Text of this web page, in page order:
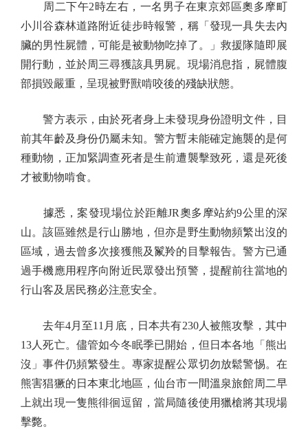
周二下午2時左右，一名男子在東京郊區奧多摩町
小川谷森林道路附近徒步時報警，稱「發現一具失去內
臟的男性屍體，可能是被動物吃掉了。」救援隊隨即展
開行動，並於周三尋獲該具男屍。現場消息指，屍體腹
部損毀嚴重，呈現被野獸啃咬後的殘缺狀態。
警方表示，由於死者身上未發現身份證明文件，目
前其年齡及身份仍屬未知。警方暫未能確定施襲的是何
種動物，正加緊調查死者是生前遭襲擊致死，還是死後
才被動物啃食。
據悉，案發現場位於距離JR奧多摩站約9公里的深
山。該區雖然是行山勝地，但亦是野生動物頻繁出沒的
區域，過去曾多次接獲熊及鬣羚的目擊報告。警方已通
過手機應用程序向附近民眾發出預警，提醒前往當地的
行山客及居民務必注意安全。
去年4月至11月底，日本共有230人被熊攻擊，其中
13人死亡。儘管如今冬眠季已開始，但日本各地「熊出
沒」事件仍頻繁發生。專家提醒公眾切勿放鬆警惕。在
熊害猖獗的日本東北地區，仙台市一間溫泉旅館周二早
上就出現一隻熊徘徊逗留，當局隨後使用獵槍將其現場
擊斃。